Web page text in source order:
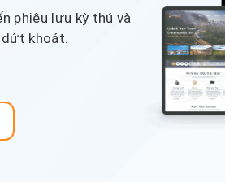
phiêu lưu kỳ thú và
khoát.